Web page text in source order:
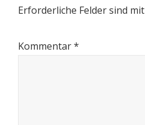
Erforderliche Felder sind mit
Kommentar*